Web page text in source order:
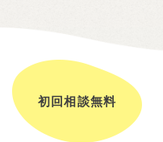
初回相談無料